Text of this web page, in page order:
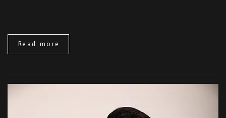
Read more